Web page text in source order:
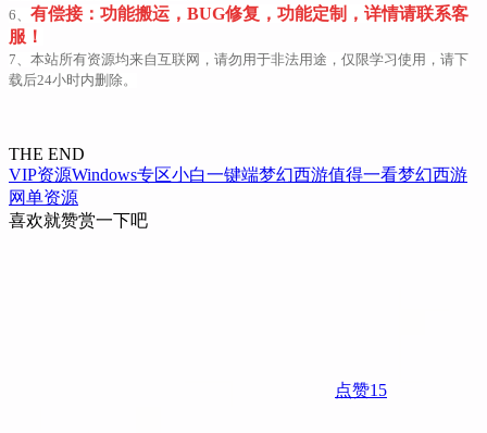
6、 有偿接：功能搬运，BUG修复，功能定制，详情请联系客
服！
7、本站所有资源均来自互联网，请勿用于非法用途，仅限学习使用，请下
载后24小时内删除。
THE END
VIP资源Windows专区小白一键端梦幻西游值得一看梦幻西游
网单资源
喜欢就赞赏一下吧
点赞15